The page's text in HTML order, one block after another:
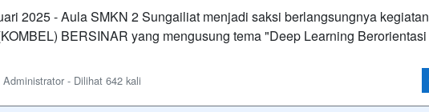
2025 - Aula SMKN 2 Sungailiat menjadi saksi berlangsungnya kegiatan
BERSINAR yang mengusung tema "Deep Learning Berorientasi
- Dilihat 642 kali